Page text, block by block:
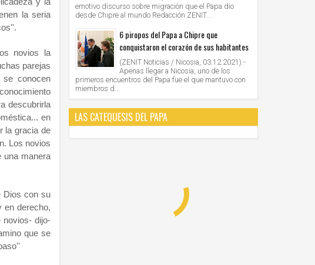
la seria
novios la
parejas
conocen
descubrirla
en
la gracia de
Los novios
una manera
Dios con su
en derecho,
novios- dijo-
que se
emotivo discurso sobre migración que el Papa dio
desde Chipre al mundo Redacción ZENIT...
6 piropos del Papa a Chipre que
conquistaron el corazón de sus habitantes
(ZENIT Noticias / Nicosia, 03.12.2021).-
Apenas llegar a Nicosia, uno de los
primeros encuentros del Papa fue el que mantuvo con
miembros d...
LAS CATEQUESIS DEL PAPA